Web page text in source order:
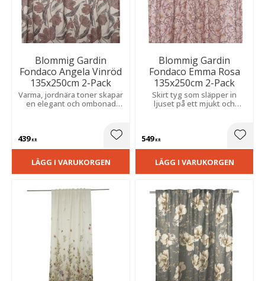
Blommig Gardin
Fondaco Angela Vinröd
135x250cm 2-Pack
Varma, jordnära toner skapar
en elegant och ombonad
439KR Lägg till i favoriter
LÄGG I VARUKORGEN
Blommig Gardin
Fondaco Emma Rosa
135x250cm 2-Pack
Skirt tyg som släpper in
ljuset på ett mjukt och
549KR
LÄGG I VARUKORGEN